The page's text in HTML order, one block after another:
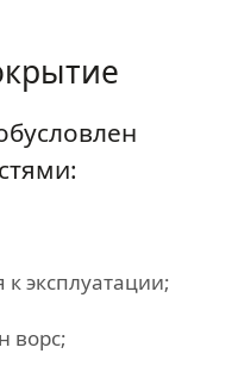
эксплуатации;
ворс;